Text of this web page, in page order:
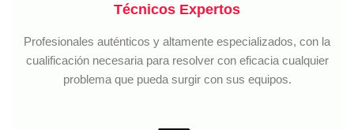
Técnicos Expertos
Profesionales auténticos y altamente especializados, con la
cualificación necesaria para resolver con eficacia cualquier
problema que pueda surgir con sus equipos.